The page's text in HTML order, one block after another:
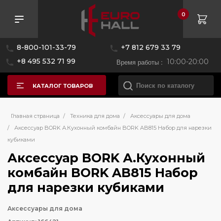
8-800-101-33-79
+7 812 679 33 79
+8 495 532 71 99
Время работы : 10:00-20:00
0
КАТАЛОГ ТОВАРОВ
Главная страница / Техника для дома /
Аксессуары для дома
/
Аксессуар BORK А.Кухонный комбайн BORK AB815 Набор для нарезки
кубиками
Аксессуар BORK А.Кухонный
комбайн BORK AB815 Набор
для нарезки кубиками
Аксессуары для дома